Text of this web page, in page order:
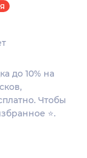
до 10% на
Чтобы
⭐.